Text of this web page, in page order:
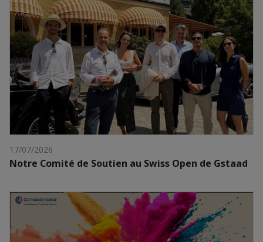
17/07/2026
Notre Comité de Soutien au Swiss Open de Gstaad